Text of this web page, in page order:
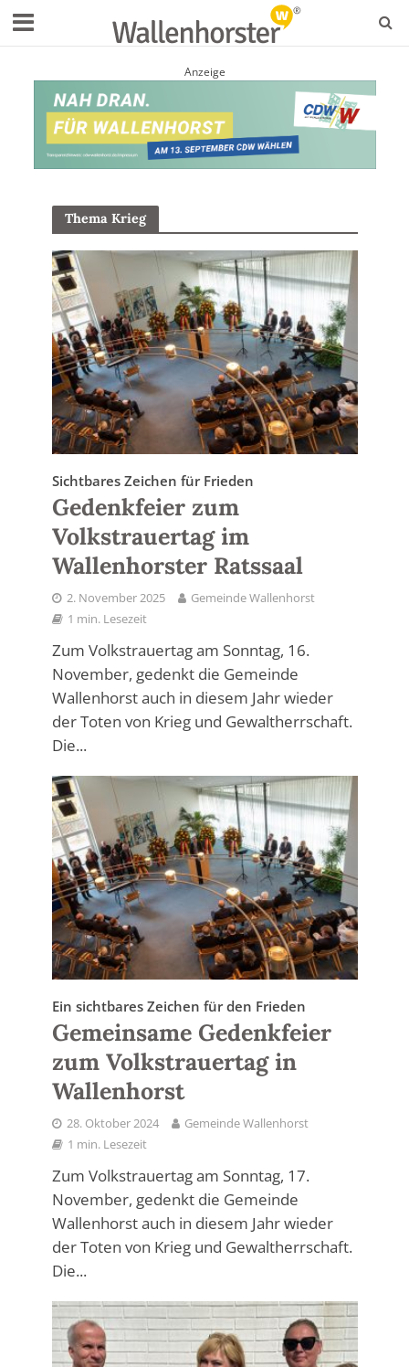
Anzeige
Thema Krieg
Sichtbares Zeichen für Frieden
Gedenkfeier zum
Volkstrauertag im
Wallenhorster Ratssaal
2. November 2025
Gemeinde Wallenhorst
1 min. Lesezeit
Zum Volkstrauertag am Sonntag, 16.
November, gedenkt die Gemeinde
Wallenhorst auch in diesem Jahr wieder
der Toten von Krieg und Gewaltherrschaft.
Die...
Ein sichtbares Zeichen für den Frieden
Gemeinsame Gedenkfeier
zum Volkstrauertag in
Wallenhorst
28. Oktober 2024
Gemeinde Wallenhorst
1 min. Lesezeit
Zum Volkstrauertag am Sonntag, 17.
November, gedenkt die Gemeinde
Wallenhorst auch in diesem Jahr wieder
der Toten von Krieg und Gewaltherrschaft.
Die...